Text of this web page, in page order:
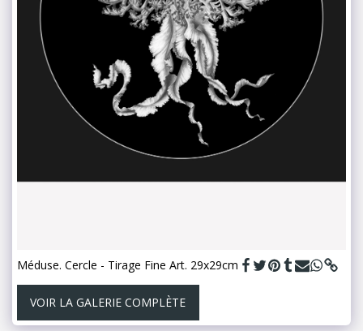
Méduse. Cercle - Tirage Fine Art. 29x29cm
VOIR LA GALERIE COMPLÈTE